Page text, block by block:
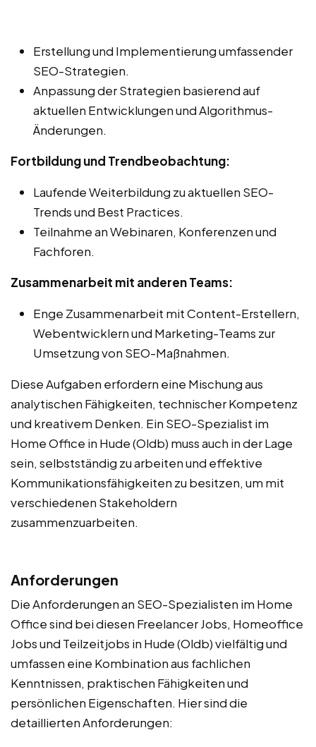
Erstellung und Implementierung umfassender
SEO-Strategien.
Anpassung der Strategien basierend auf
aktuellen Entwicklungen und Algorithmus-
Änderungen.
Fortbildung und Trendbeobachtung:
Laufende Weiterbildung zu aktuellen SEO-
Trends und Best Practices.
Teilnahme an Webinaren, Konferenzen und
Fachforen.
Zusammenarbeit mit anderen Teams:
Enge Zusammenarbeit mit Content-Erstellern,
Webentwicklern und Marketing-Teams zur
Umsetzung von SEO-Maßnahmen.
Diese Aufgaben erfordern eine Mischung aus
analytischen Fähigkeiten, technischer Kompetenz
und kreativem Denken. Ein SEO-Spezialist im
Home Office in Hude (Oldb) muss auch in der Lage
sein, selbstständig zu arbeiten und effektive
Kommunikationsfähigkeiten zu besitzen, um mit
verschiedenen Stakeholdern
zusammenzuarbeiten.
Anforderungen
Die Anforderungen an SEO-Spezialisten im Home
Office sind bei diesen Freelancer Jobs, Homeoffice
Jobs und Teilzeitjobs in Hude (Oldb) vielfältig und
umfassen eine Kombination aus fachlichen
Kenntnissen, praktischen Fähigkeiten und
persönlichen Eigenschaften. Hier sind die
detaillierten Anforderungen: